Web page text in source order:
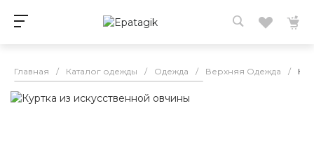
Главная / Каталог одежды / Одежда / Верхняя Одежда /